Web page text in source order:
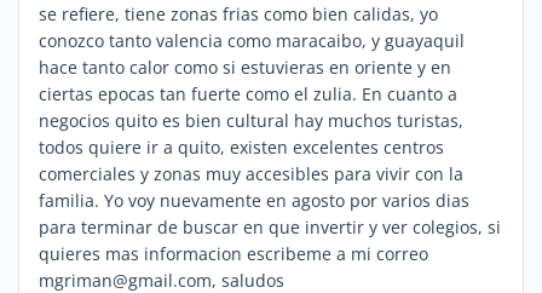
se refiere, tiene zonas frias como bien calidas, yo
conozco tanto valencia como maracaibo, y guayaquil
hace tanto calor como si estuvieras en oriente y en
ciertas epocas tan fuerte como el zulia. En cuanto a
negocios quito es bien cultural hay muchos turistas,
todos quiere ir a quito, existen excelentes centros
comerciales y zonas muy accesibles para vivir con la
familia. Yo voy nuevamente en agosto por varios dias
para terminar de buscar en que invertir y ver colegios, si
quieres mas informacion escribeme a mi correo
mgriman@gmail.com, saludos